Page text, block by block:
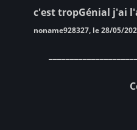
c'est tropGénial j'ai
noname928327, le 28/05/